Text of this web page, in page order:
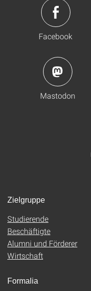
Facebook
Mastodon
Zielgruppe
Studierende
Beschäftigte
Alumni und Förderer
Wirtschaft
Formalia